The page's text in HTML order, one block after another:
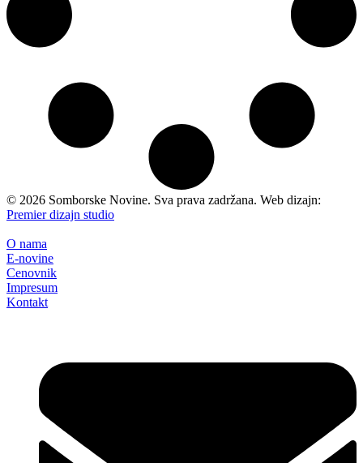
© 2026 Somborske Novine. Sva prava zadržana. Web dizajn:
Premier dizajn studio
O nama
E-novine
Cenovnik
Impresum
Kontakt